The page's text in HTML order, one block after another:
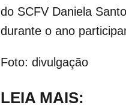
do SCFV Daniela
durante o ano
Foto: divulgação
LEIA MAIS: